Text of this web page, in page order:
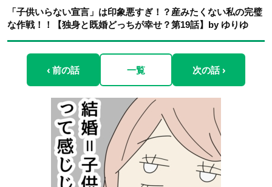
「子供いらない宣言」は印象悪すぎ！？産みたくない私の完璧
な作戦！！【独身と既婚どっちが幸せ？第19話】by ゆりゆ
‹ 前の話 一覧 次の話 ›